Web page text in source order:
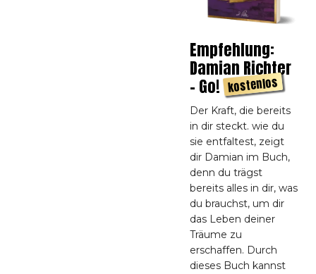
Empfehlung:
Damian Richter
- Go!kostenlos
Der Kraft, die bereits
in dir steckt. wie du
sie entfaltest, zeigt
dir Damian im Buch,
denn du trägst
bereits alles in dir, was
du brauchst, um dir
das Leben deiner
Träume zu
erschaffen. Durch
dieses Buch kannst